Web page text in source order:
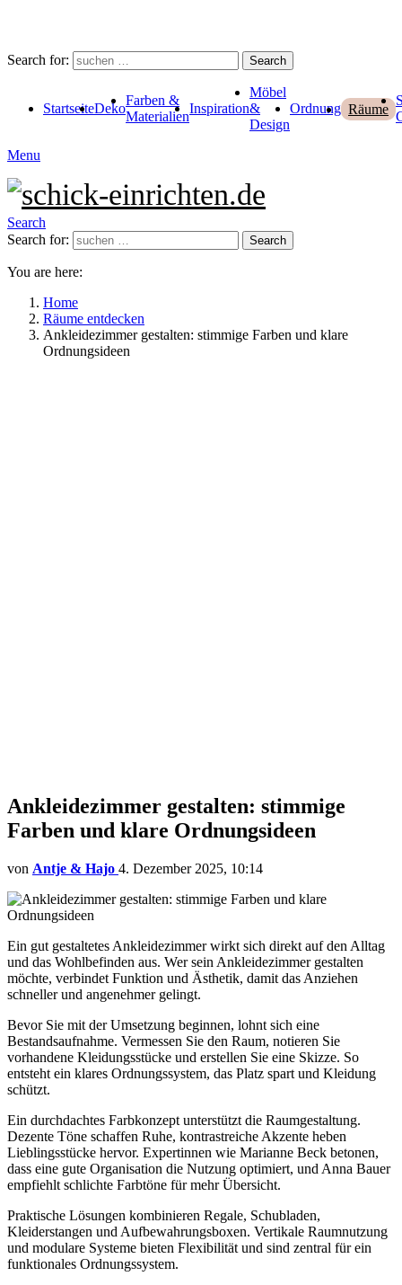
Search for: Search
StartseiteDeko
Farben &
Materialien
Inspiration
Möbel
&
Design
Ordnung Räume
Menu
Search
Search for:
Search
You are here:
Home
Räume entdecken
Ankleidezimmer gestalten: stimmige Farben und klare
Ordnungsideen
Ankleidezimmer gestalten: stimmige
Farben und klare Ordnungsideen
von Antje & Hajo 4. Dezember 2025, 10:14
Ein gut gestaltetes Ankleidezimmer wirkt sich direkt auf den Alltag
und das Wohlbefinden aus. Wer sein Ankleidezimmer gestalten
möchte, verbindet Funktion und Ästhetik, damit das Anziehen
schneller und angenehmer gelingt.
Bevor Sie mit der Umsetzung beginnen, lohnt sich eine
Bestandsaufnahme. Vermessen Sie den Raum, notieren Sie
vorhandene Kleidungsstücke und erstellen Sie eine Skizze. So
entsteht ein klares Ordnungssystem, das Platz spart und Kleidung
schützt.
Ein durchdachtes Farbkonzept unterstützt die Raumgestaltung.
Dezente Töne schaffen Ruhe, kontrastreiche Akzente heben
Lieblingsstücke hervor. Expertinnen wie Marianne Beck betonen,
dass eine gute Organisation die Nutzung optimiert, und Anna Bauer
empfiehlt schlichte Farbtöne für mehr Übersicht.
Praktische Lösungen kombinieren Regale, Schubladen,
Kleiderstangen und Aufbewahrungsboxen. Vertikale Raumnutzung
und modulare Systeme bieten Flexibilität und sind zentral für ein
funktionales Ordnungssystem.